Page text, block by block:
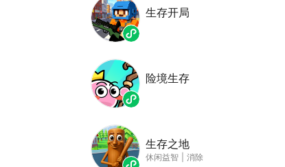
生存开局
险境生存
生存之地
休闲益智 消除